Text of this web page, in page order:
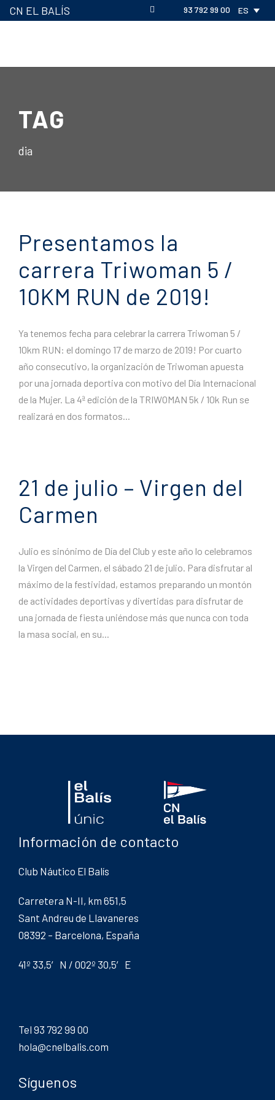
CN EL BALÍS 93 792 99 00 ES
TAG
dia
Presentamos la
carrera Triwoman 5 /
10KM RUN de 2019!
Ya tenemos fecha para celebrar la carrera Triwoman 5 /
10km RUN: el domingo 17 de marzo de 2019! Por cuarto
año consecutivo, la organización de Triwoman apuesta
por una jornada deportiva con motivo del Día Internacional
de la Mujer. La 4ª edición de la TRIWOMAN 5k / 10k Run se
realizará en dos formatos...
21 de julio – Virgen del
Carmen
Julio es sinónimo de Día del Club y este año lo celebramos
la Virgen del Carmen, el sábado 21 de julio. Para disfrutar al
máximo de la festividad, estamos preparando un montón
de actividades deportivas y divertidas para disfrutar de
una jornada de fiesta uniéndose más que nunca con toda
la masa social, en su...
Información de contacto
Club Náutico El Balís
Carretera N-II, km 651,5
Sant Andreu de Llavaneres
08392 – Barcelona, España
41º 33,5′ N / 002º 30,5′ E
Tel 93 792 99 00
hola@cnelbalis.com
Síguenos